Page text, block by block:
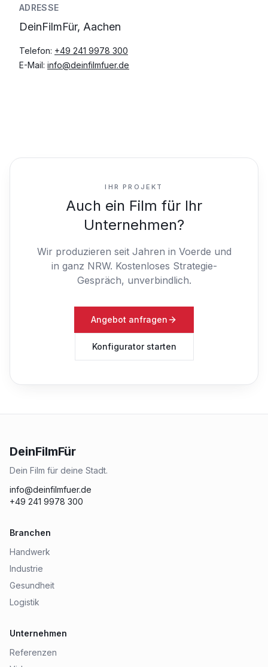
ADRESSE
DeinFilmFür, Aachen
Telefon: +49 241 9978 300
E-Mail: info@deinfilmfuer.de
IHR PROJEKT
Auch ein Film für Ihr
Unternehmen?
Wir produzieren seit Jahren in Voerde und
in ganz NRW. Kostenloses Strategie-
Gespräch, unverbindlich.
Angebot anfragen
Konfigurator starten
DeinFilmFür
Dein Film für deine Stadt.
info@deinfilmfuer.de
+49 241 9978 300
Branchen
Handwerk
Industrie
Gesundheit
Logistik
Unternehmen
Referenzen